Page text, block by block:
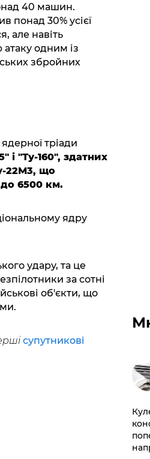
40 машин.
понад 30% усієї
але навіть
одним із
збройних
тріади
і "Ту-160", здатних
22М3, що
до 6500 км.
ядру
удару, та це
за сотні
об'єкти, що
супутникові